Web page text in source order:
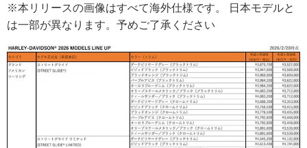
※本リリースの画像はすべて海外仕様です。 日本モデルと
は一部が異なります。予めご了承ください